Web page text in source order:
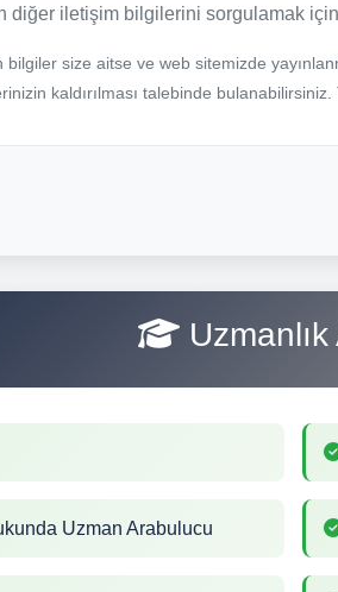
diğer iletişim bilgilerini sorgulamak için
bilgiler size aitse ve web sitemizde
kaldırılması talebinde
Uzmanlık
Uzman Arabulucu